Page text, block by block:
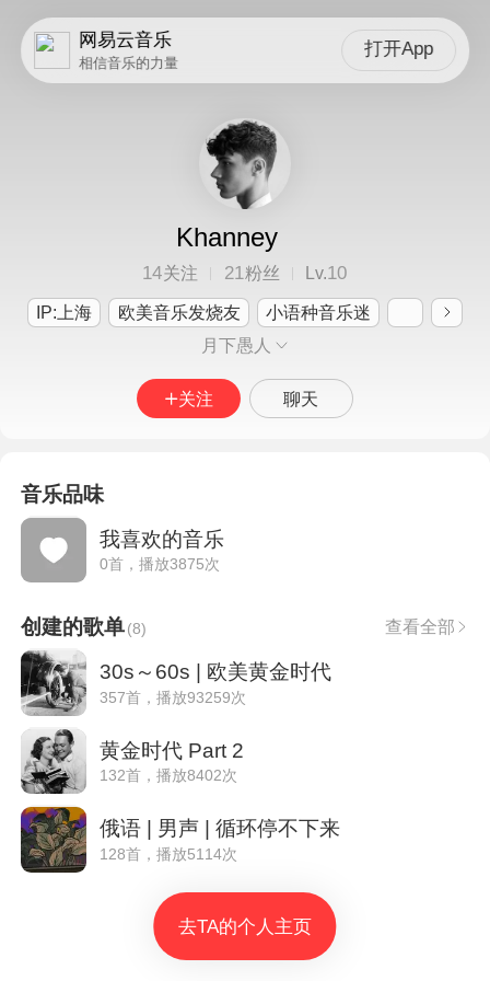
网易云音乐
相信音乐的力量
打开App
Khanney
14关注 21粉丝 Lv.10
IP:上海 欧美音乐发烧友
小语种音乐迷
月下愚人
关注 聊天
音乐品味
我喜欢的音乐
0首，播放3875次
创建的歌单(8) 查看全部
30s～60s | 欧美黄金时代
357首，播放93259次
黄金时代 Part 2
132首，播放8402次
俄语 | 男声 | 循环停不下来
128首，播放5114次
去TA的个人主页